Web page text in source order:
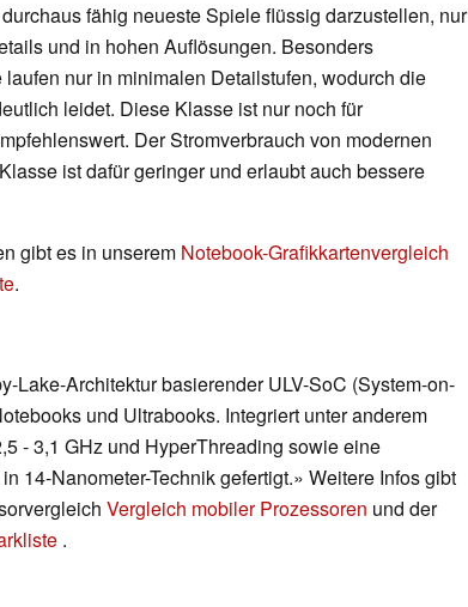
fähig neueste Spiele flüssig darzustellen, nur
und in hohen Auflösungen. Besonders
nur in minimalen Detailstufen, wodurch die
leidet. Diese Klasse ist nur noch für
Der Stromverbrauch von modernen
ist dafür geringer und erlaubt auch bessere
gibt es in unserem Notebook-Grafikkartenvergleich
.
Lake-Architektur basierender ULV-SoC (System-on-
und Ultrabooks. Integriert unter anderem
- 3,1 GHz und HyperThreading sowie eine
14-Nanometer-Technik gefertigt.» Weitere Infos gibt
Vergleich mobiler Prozessoren und der
.